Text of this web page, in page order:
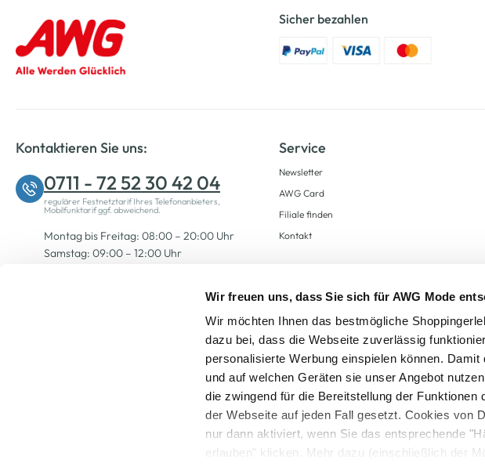
Wir freuen uns, dass Sie sich für AWG Mode
Wir möchten Ihnen das bestmögliche
dazu bei, dass die Webseite zuverlässig
personalisierte Werbung einspielen können.
und auf welchen Geräten sie unser Angebot
die zwingend für die Bereitstellung der
der Webseite auf jeden Fall gesetzt. Cookies von
nur dann aktiviert, wenn Sie das entsprechende
erlauben" klicken. Mehr dazu (einschließlich der
Sicher bezahlen
Kontaktieren Sie uns:
0711 - 72 52 30 42 04
regulärer Festnetztarif Ihres Telefonanbieters,
Mobilfunktarif ggf. abweichend.
Montag bis Freitag: 08:00 – 20:00 Uhr
Samstag: 09:00 – 12:00 Uhr
Service
Newsletter
AWG Card
Filiale finden
Kontakt
Alle Preise inkl. gesetzl. Mehrwertsteuer zzgl.